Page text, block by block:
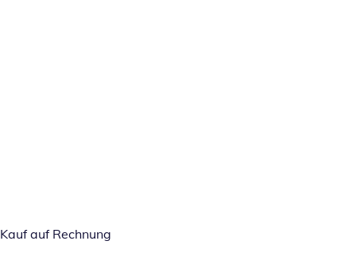
Kauf auf Rechnung